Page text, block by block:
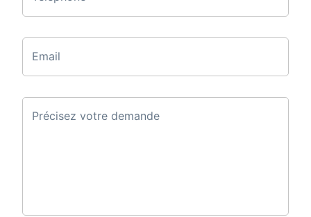
Email
Précisez votre demande